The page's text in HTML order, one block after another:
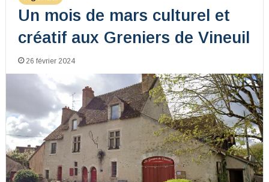
Un mois de mars culturel et
créatif aux Greniers de Vineuil
26 février 2024